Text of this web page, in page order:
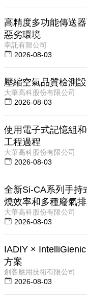
高精度多功能傳送
惡劣環境
幸託有限公司
2026-08-03
壓縮空氣品質檢測
大華高科股份有限公司
2026-08-03
使用電子式記憶組
工程過程
大華高科股份有限公司
2026-08-03
全新Si-CA系列手持
燒效率和多種廢氣
大華高科股份有限公司
2026-08-03
IADIY ×
方案
創客應用技術有限公司
2026-08-03